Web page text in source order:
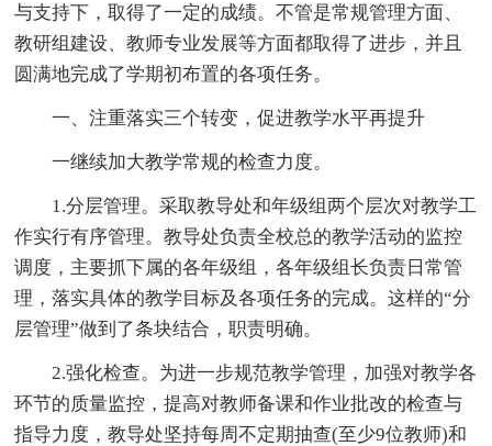
与支持下，取得了一定的成绩。不管是常规管理方面、
教研组建设、教师专业发展等方面都取得了进步，并且
圆满地完成了学期初布置的各项任务。
一、注重落实三个转变，促进教学水平再提升
一继续加大教学常规的检查力度。
1.分层管理。采取教导处和年级组两个层次对教学工
作实行有序管理。教导处负责全校总的教学活动的监控
调度，主要抓下属的各年级组，各年级组长负责日常管
理，落实具体的教学目标及各项任务的完成。这样的“分
层管理”做到了条块结合，职责明确。
2.强化检查。为进一步规范教学管理，加强对教学各
环节的质量监控，提高对教师备课和作业批改的检查与
指导力度，教导处坚持每周不定期抽查(至少9位教师)和